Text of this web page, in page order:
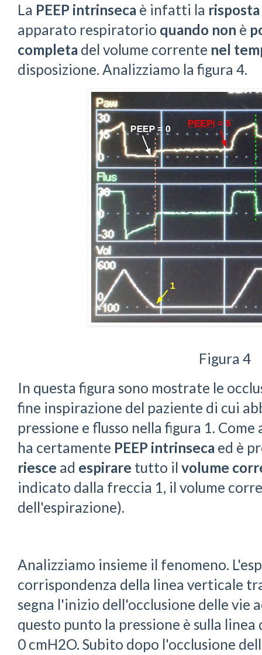
La PEEP intrinseca è infatti la
apparato respiratorio quando non è
completa del volume corrente nel
disposizione. Analizziamo la figura 4.
Figura 4
In questa figura sono mostrate le
fine inspirazione del paziente di cui
pressione e flusso nella figura 1.
ha certamente PEEP intrinseca ed è
riesce ad espirare tutto il volume
indicato dalla freccia 1, il volume
dell'espirazione).
Analizziamo insieme il fenomeno.
corrispondenza della linea verticale
segna l'inizio dell'occlusione delle vie
questo punto la pressione è sulla linea
0 cmH2O. Subito dopo l'occlusione